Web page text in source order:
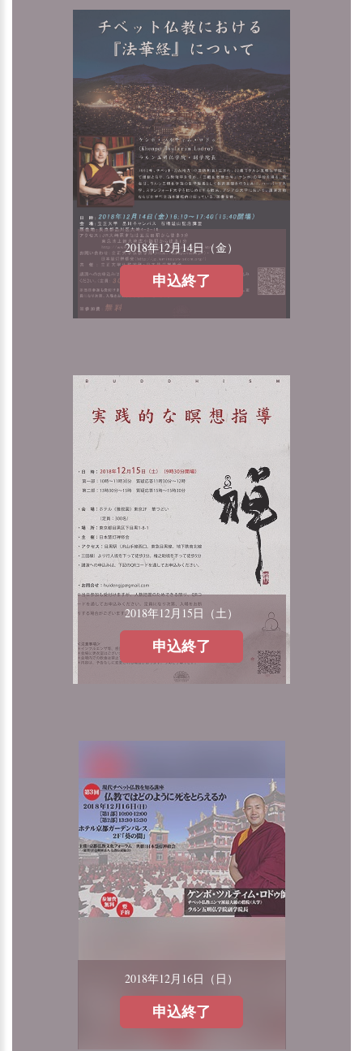
2018年12月14日（金）
申込終了
2018年12月15日（土）
申込終了
2018年12月16日（日）
申込終了